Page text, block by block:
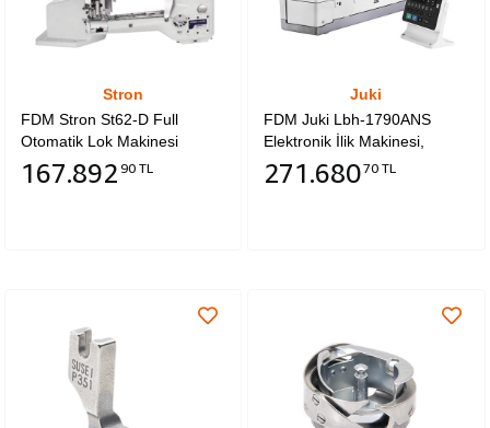
Stron
FDM Stron St62-D Full
Otomatik Lok Makinesi
167.892 90 TL
Juki
FDM Juki Lbh-1790ANS
Elektronik İlik Makinesi,
Direct Drive, İplik Kesmeli,
Ayak Kaldırmalı, Kafadan
271.68070 TL